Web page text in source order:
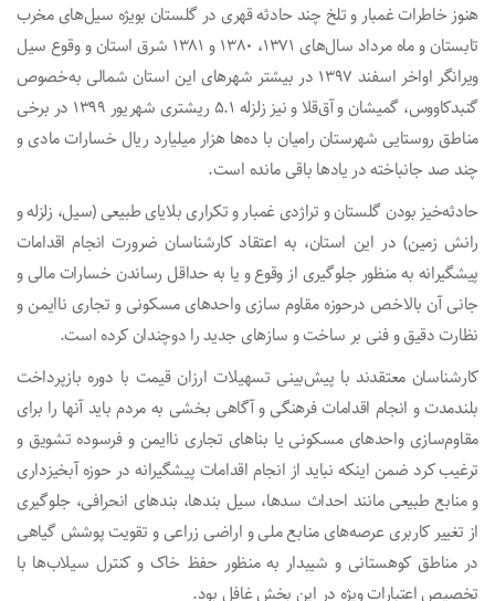
هنوز خاطرات غمبار و تلخ چند حادثه قهری در گلستان بویژه سیل‌های مخرب
تابستان و ماه مرداد سال‌های ۱۳۷۱، ۱۳۸۰ و ۱۳۸۱ شرق استان و وقوع سیل
ویرانگر اواخر اسفند ۱۳۹۷ در بیشتر شهرهای این استان شمالی به‌خصوص
گنبدکاووس، گمیشان و آق‌قلا و نیز زلزله ۵.۱ ریشتری شهریور ۱۳۹۹ در برخی
مناطق روستایی شهرستان رامیان با ده‌ها هزار میلیارد ریال خسارات مادی و
چند صد جانباخته در یادها باقی مانده است.
حادثه‌خیز بودن گلستان و تراژدی غمبار و تکراری بلایای طبیعی (سیل، زلزله و
رانش زمین) در این استان، به اعتقاد کارشناسان ضرورت انجام اقدامات
پیشگیرانه به منظور جلوگیری از وقوع و یا به حداقل رساندن خسارات مالی و
جانی آن بالاخص درحوزه مقاوم سازی واحدهای مسکونی و تجاری ناایمن و
نظارت دقیق و فنی بر ساخت و سازهای جدید را دوچندان کرده است.
کارشناسان معتقدند با پیش‌بینی تسهیلات ارزان قیمت با دوره بازپرداخت
بلندمدت و انجام اقدامات فرهنگی و آگاهی بخشی به مردم باید آنها را برای
مقاوم‌سازی واحدهای مسکونی یا بناهای تجاری ناایمن و فرسوده تشویق و
ترغیب کرد ضمن اینکه نباید از انجام اقدامات پیشگیرانه در حوزه آبخیزداری
و منابع طبیعی مانند احداث سدها، سیل بندها، بندهای انحرافی، جلوگیری
از تغییر کاربری عرصه‌های منابع ملی و اراضی زراعی و تقویت پوشش گیاهی
در مناطق کوهستانی و شیبدار به منظور حفظ خاک و کنترل سیلاب‌ها با
تخصیص اعتبارات ویژه در این بخش غافل بود.